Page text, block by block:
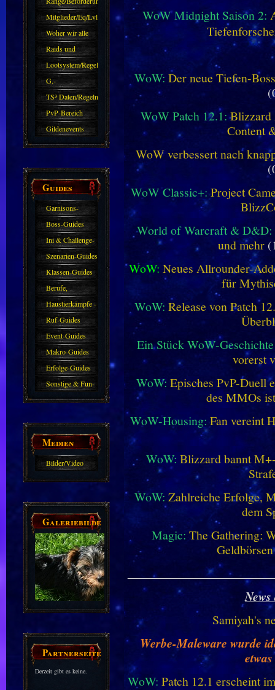
Mitglieder/Eq/Lvl
Woher wir alle
kommen.
Raids und
Zubehör
Lootsystem/Regeln
G.-
Sparkasse/Goldleihen
TS³ Daten/Regeln
PvP-Bereich
Gildenevents
Guides
Garnisons-
Guides
Boss-Guides
Ini & Challenge-
Guides
Szenarien-Guides
Klassen-Guides
Berufe,
Farmkarten und
Haustiere
Haustierkämpfe -
Guide
Ruf-Guides
Event-Guides
Makro-Guides
Erfolge-Guides
Sonstige & Fun-
Guides
Medien
Bilder/Video
Galeriebilder
Partnerseiten
Derzeit gibt es keine.
WoW Midnight Saison 2:
WoW: Der neue Tiefen-
WoW Patch 12.1: Blizzard
Content
WoW verbessert nach
WoW Classic+: Project
World of Warcraft & D&D:
und mehr
WoW: Neues Allrounder-
für
WoW: Release von Patch
Ein Stück WoW-
vorerst
WoW: Episches PvP-Duell
des MMOs
WoW-Housing: Fan vereint
WoW: Blizzard bannt
WoW: Zahlreiche Erfolge,
dem
Magic: The Gathering:
Samiyah's
Werbe-Maleware wurde
WoW: Patch 12.1 erscheint